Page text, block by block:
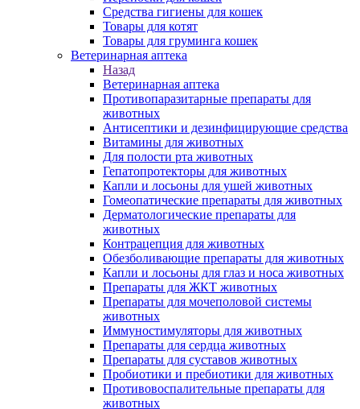
Средства гигиены для кошек
Товары для котят
Товары для груминга кошек
Ветеринарная аптека
Назад
Ветеринарная аптека
Противопаразитарные препараты для
животных
Антисептики и дезинфицирующие средства
Витамины для животных
Для полости рта животных
Гепатопротекторы для животных
Капли и лосьоны для ушей животных
Гомеопатические препараты для животных
Дерматологические препараты для
животных
Контрацепция для животных
Обезболивающие препараты для животных
Капли и лосьоны для глаз и носа животных
Препараты для ЖКТ животных
Препараты для мочеполовой системы
животных
Иммуностимуляторы для животных
Препараты для сердца животных
Препараты для суставов животных
Пробиотики и пребиотики для животных
Противовоспалительные препараты для
животных